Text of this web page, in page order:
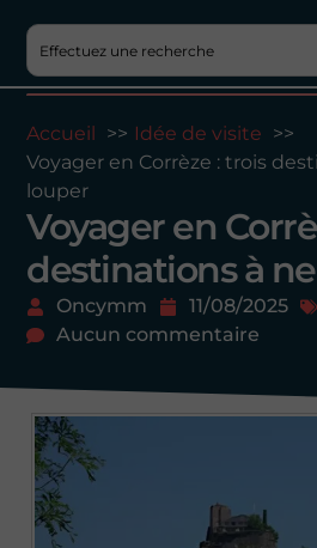
Accueil
Idée de visite
Voyager en Corrèze : trois
louper
Voyager en
destinations à
Oncymm 11/08/2025
Aucun commentaire